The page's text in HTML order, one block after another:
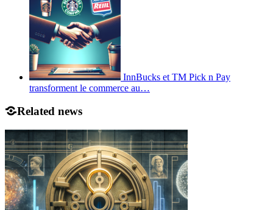
InnBucks et TM Pick n Pay
transforment le commerce au…
Related news